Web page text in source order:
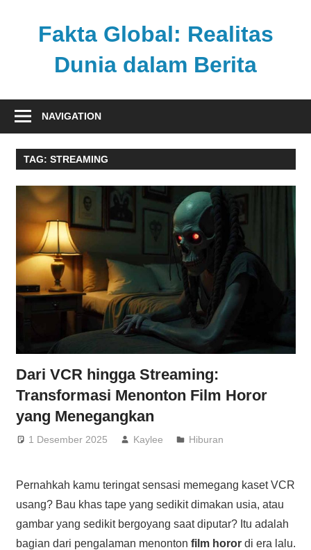
Fakta Global: Realitas
Dunia dalam Berita
kabar
dari
berbagai
pandang
NAVIGATION
TAG: STREAMING
Dari VCR hingga Streaming:
Transformasi Menonton Film Horor
yang Menegangkan
1 Desember 2025 Kaylee Hiburan
Pernahkah kamu teringat sensasi memegang kaset VCR
usang? Bau khas tape yang sedikit dimakan usia, atau
gambar yang sedikit bergoyang saat diputar? Itu adalah
bagian dari pengalaman menonton film horordi era lalu.